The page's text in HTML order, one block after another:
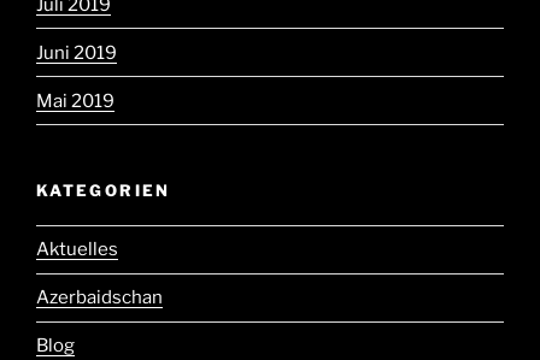
Juli 2019
Juni 2019
Mai 2019
KATEGORIEN
Aktuelles
Azerbaidschan
Blog